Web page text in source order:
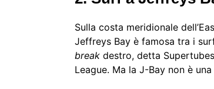
Sulla costa meridionale
Jeffreys Bay è famosa tra i
break destro, detta
League. Ma la J-Bay non è